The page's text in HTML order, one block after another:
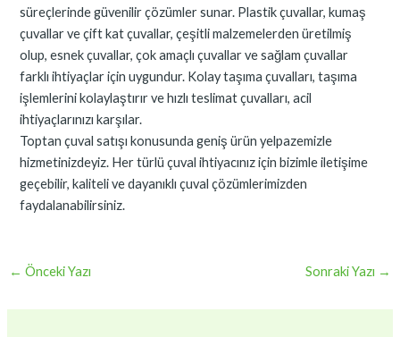
süreçlerinde güvenilir çözümler sunar. Plastik çuvallar, kumaş
çuvallar ve çift kat çuvallar, çeşitli malzemelerden üretilmiş
olup, esnek çuvallar, çok amaçlı çuvallar ve sağlam çuvallar
farklı ihtiyaçlar için uygundur. Kolay taşıma çuvalları, taşıma
işlemlerini kolaylaştırır ve hızlı teslimat çuvalları, acil
ihtiyaçlarınızı karşılar.
Toptan çuval satışı konusunda geniş ürün yelpazemizle
hizmetinizdeyiz. Her türlü çuval ihtiyacınız için bizimle iletişime
geçebilir, kaliteli ve dayanıklı çuval çözümlerimizden
faydalanabilirsiniz.
← Önceki Yazı Sonraki Yazı →